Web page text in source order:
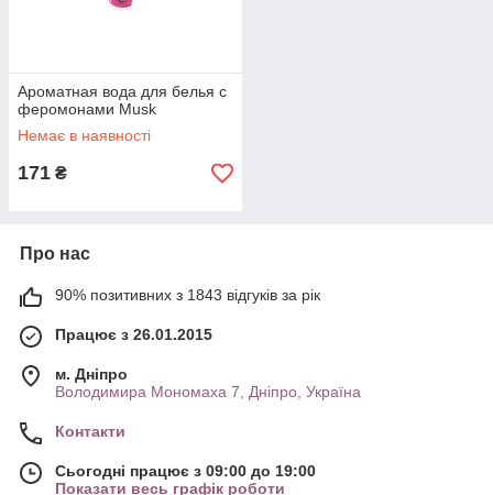
Ароматная вода для белья с
феромонами Musk
Немає в наявності
171 ₴
Про нас
90% позитивних з 1843 відгуків за рік
Працює з 26.01.2015
м. Дніпро
Володимира Мономаха 7, Дніпро, Україна
Контакти
Сьогодні працює з 09:00 до 19:00
Показати весь графік роботи